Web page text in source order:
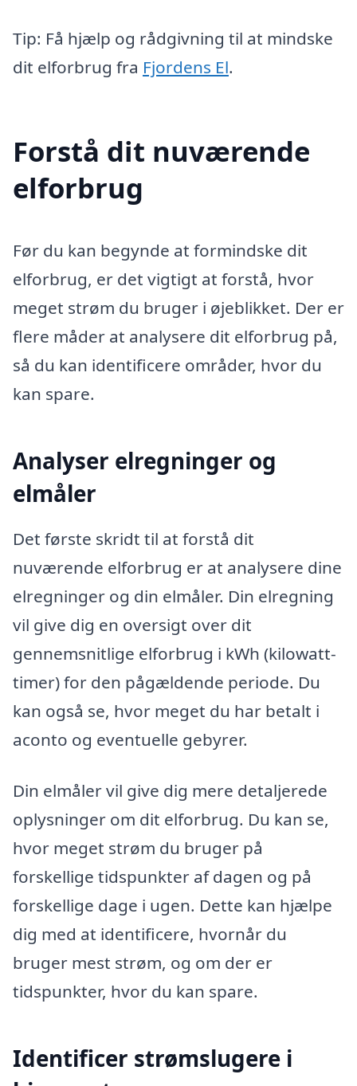
Tip: Få hjælp og rådgivning til at mindske
dit elforbrug fra Fjordens El.
Forstå dit nuværende
elforbrug
Før du kan begynde at formindske dit
elforbrug, er det vigtigt at forstå, hvor
meget strøm du bruger i øjeblikket. Der er
flere måder at analysere dit elforbrug på,
så du kan identificere områder, hvor du
kan spare.
Analyser elregninger og
elmåler
Det første skridt til at forstå dit
nuværende elforbrug er at analysere dine
elregninger og din elmåler. Din elregning
vil give dig en oversigt over dit
gennemsnitlige elforbrug i kWh (kilowatt-
timer) for den pågældende periode. Du
kan også se, hvor meget du har betalt i
aconto og eventuelle gebyrer.
Din elmåler vil give dig mere detaljerede
oplysninger om dit elforbrug. Du kan se,
hvor meget strøm du bruger på
forskellige tidspunkter af dagen og på
forskellige dage i ugen. Dette kan hjælpe
dig med at identificere, hvornår du
bruger mest strøm, og om der er
tidspunkter, hvor du kan spare.
Identificer strømslugere i